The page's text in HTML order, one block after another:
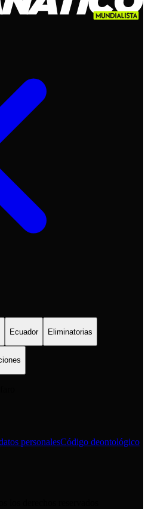
Ecuador Eliminatorias
personalesCódigo deontológico